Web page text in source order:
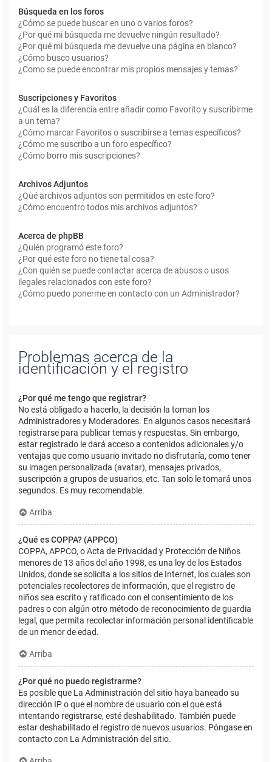
Búsqueda en los foros
¿Cómo se puede buscar en uno o varios foros?
¿Por qué mi búsqueda me devuelve ningún resultado?
¿Por qué mi búsqueda me devuelve una página en blanco?
¿Cómo busco usuarios?
¿Como se puede encontrar mis propios mensajes y temas?
Suscripciones y Favoritos
¿Cuál es la diferencia entre añadir como Favorito y suscribirme
a un tema?
¿Cómo marcar Favoritos o suscribirse a temas específicos?
¿Cómo me suscribo a un foro específico?
¿Cómo borro mis suscripciones?
Archivos Adjuntos
¿Qué archivos adjuntos son permitidos en este foro?
¿Cómo encuentro todos mis archivos adjuntos?
Acerca de phpBB
¿Quién programó este foro?
¿Por qué este foro no tiene tal cosa?
¿Con quién se puede contactar acerca de abusos o usos
ilegales relacionados con este foro?
¿Cómo puedo ponerme en contacto con un Administrador?
Problemas acerca de la
identificación y el registro
¿Por qué me tengo que registrar?
No está obligado a hacerlo, la decisión la toman los
Administradores y Moderadores. En algunos casos necesitará
registrarse para publicar temas y respuestas. Sin embargo,
estar registrado le dará acceso a contenidos adicionales y/o
ventajas que como usuario invitado no disfrutaría, como tener
su imagen personalizada (avatar), mensajes privados,
suscripción a grupos de usuarios, etc. Tan solo le tomará unos
segundos. Es muy recomendable.
Arriba
¿Qué es COPPA? (APPCO)
COPPA, APPCO, o Acta de Privacidad y Protección de Niños
menores de 13 años del año 1998, es una ley de los Estados
Unidos, donde se solicita a los sitios de Internet, los cuales son
potenciales recolectores de información, que el registro de
niños sea escrito y ratificado con el consentimiento de los
padres o con algún otro método de reconocimiento de guardia
legal, que permita recolectar información personal identificable
de un menor de edad.
Arriba
¿Por qué no puedo registrarme?
Es posible que La Administración del sitio haya baneado su
dirección IP o que el nombre de usuario con el que está
intentando registrarse, esté deshabilitado. También puede
estar deshabilitado el registro de nuevos usuarios. Póngase en
contacto con La Administración del sitio.